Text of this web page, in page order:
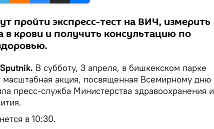
пройти экспресс-тест на ВИЧ, измерить
в крови и получить консультацию по
В субботу, 3 апреля, в бишкекском парке
масштабная акция, посвященная Всемирному дню
пресс-служба Министерства здравоохранения и
в 10:30.